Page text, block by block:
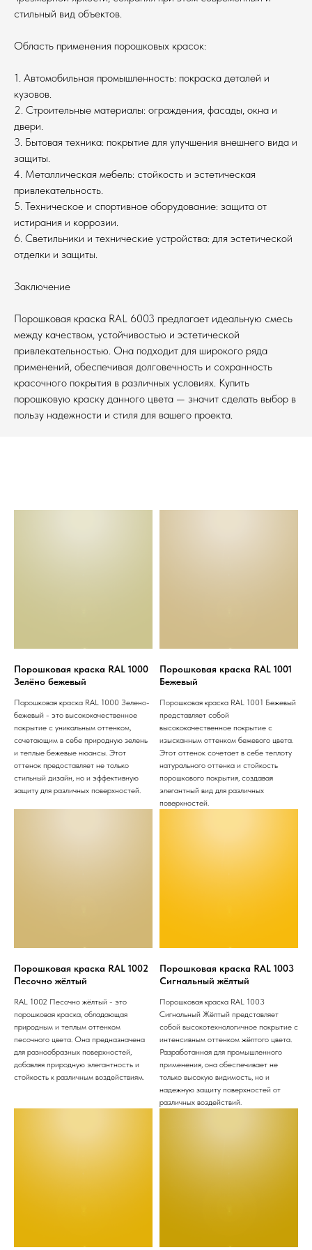
стильный вид объектов.
Область применения порошковых красок:
1. Автомобильная промышленность: покраска деталей и
кузовов.
2. Строительные материалы: ограждения, фасады, окна и
двери.
3. Бытовая техника: покрытие для улучшения внешнего вида и
защиты.
4. Металлическая мебель: стойкость и эстетическая
привлекательность.
5. Техническое и спортивное оборудование: защита от
истирания и коррозии.
6. Светильники и технические устройства: для эстетической
отделки и защиты.
Заключение
Порошковая краска RAL 6003 предлагает идеальную смесь
между качеством, устойчивостью и эстетической
привлекательностью. Она подходит для широкого ряда
применений, обеспечивая долговечность и сохранность
красочного покрытия в различных условиях. Купить
порошковую краску данного цвета — значит сделать выбор в
пользу надежности и стиля для вашего проекта.
Порошковая краска RAL 1000
Зелёно бежевый
Порошковая краска RAL 1000 Зелено-
бежевый - это высококачественное
покрытие с уникальным оттенком,
сочетающим в себе природную зелень
и теплые бежевые нюансы. Этот
оттенок предоставляет не только
стильный дизайн, но и эффективную
защиту для различных поверхностей.
Порошковая краска RAL 1001
Бежевый
Порошковая краска RAL 1001 Бежевый
представляет собой
высококачественное покрытие с
изысканным оттенком бежевого цвета.
Этот оттенок сочетает в себе теплоту
натурального оттенка и стойкость
порошкового покрытия, создавая
элегантный вид для различных
поверхностей.
Порошковая краска RAL 1002
Песочно жёлтый
RAL 1002 Песочно жёлтый - это
порошковая краска, обладающая
природным и теплым оттенком
песочного цвета. Она предназначена
для разнообразных поверхностей,
добавляя природную элегантность и
стойкость к различным воздействиям.
Порошковая краска RAL 1003
Сигнальный жёлтый
Порошковая краска RAL 1003
Сигнальный Жёлтый представляет
собой высокотехнологичное покрытие с
интенсивным оттенком жёлтого цвета.
Разработанная для промышленного
применения, она обеспечивает не
только высокую видимость, но и
надежную защиту поверхностей от
различных воздействий.